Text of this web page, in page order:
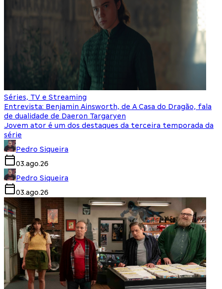
Séries, TV e Streaming
Entrevista: Benjamin Ainsworth, de A Casa do Dragão, fala
de dualidade de Daeron Targaryen
Jovem ator é um dos destaques da terceira temporada da
série
Pedro Siqueira
03.ago.26
Pedro Siqueira
03.ago.26